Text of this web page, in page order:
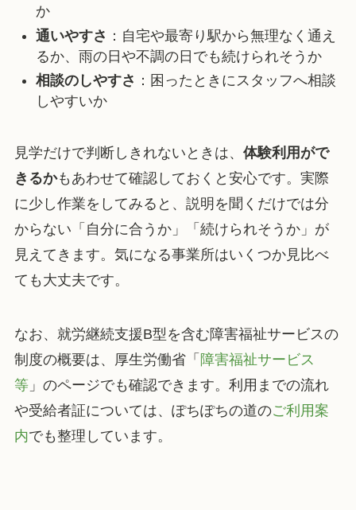
か
通いやすさ ：自宅や最寄り駅から無理なく通え
るか、雨の日や不調の日でも続けられそうか
相談のしやすさ ：困ったときにスタッフへ相談
しやすいか
見学だけで判断しきれないときは、 体験利用がで
きるかもあわせて確認しておくと安心です。実際
に少し作業をしてみると、説明を聞くだけでは分
からない「自分に合うか」「続けられそうか」が
見えてきます。気になる事業所はいくつか見比べ
ても大丈夫です。
なお、就労継続支援B型を含む障害福祉サービスの
制度の概要は、厚生労働省「 障害福祉サービス
等」のページでも確認できます。利用までの流れ
や受給者証については、ぽちぽちの道のご利用案
内でも整理しています。